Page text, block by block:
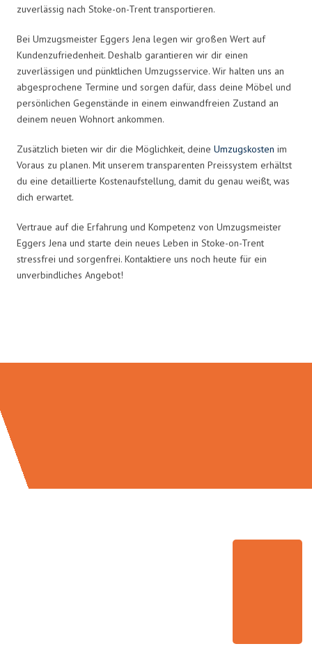
zuverlässig nach Stoke-on-Trent transportieren.
Bei Umzugsmeister Eggers Jena legen wir großen Wert auf
Kundenzufriedenheit. Deshalb garantieren wir dir einen
zuverlässigen und pünktlichen Umzugsservice. Wir halten uns an
abgesprochene Termine und sorgen dafür, dass deine Möbel und
persönlichen Gegenstände in einem einwandfreien Zustand an
deinem neuen Wohnort ankommen.
Zusätzlich bieten wir dir die Möglichkeit, deine Umzugskosten im
Voraus zu planen. Mit unserem transparenten Preissystem erhältst
du eine detaillierte Kostenaufstellung, damit du genau weißt, was
dich erwartet.
Vertraue auf die Erfahrung und Kompetenz von Umzugsmeister
Eggers Jena und starte dein neues Leben in Stoke-on-Trent
stressfrei und sorgenfrei. Kontaktiere uns noch heute für ein
unverbindliches Angebot!